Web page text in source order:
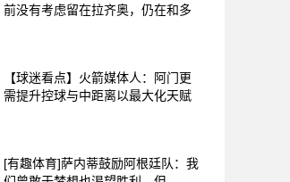
前没有考虑留在拉齐奥，仍在和多
【球迷看点】火箭媒体人：阿门更
需提升控球与中距离以最大化天赋
[有趣体育]萨内蒂鼓励阿根廷队：我